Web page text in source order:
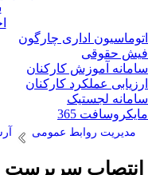
اداری چارگون
حقوقی
آموزش کارکنان
عملکرد کارکنان
لجستیک
365
مدیریت روابط عمومی
سرپرست